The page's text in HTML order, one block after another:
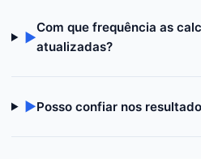
▶
Com que frequência as
atualizadas?
▶Posso confiar nos